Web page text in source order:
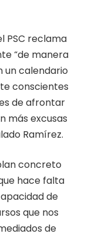
PSC reclama
“de manera
un calendario
conscientes
de afrontar
más excusas
Ramírez.
concreto
hace falta
de
que nos
de